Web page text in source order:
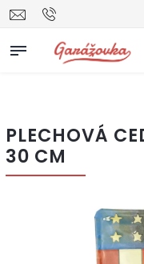
PLECHOVÁ
30 CM